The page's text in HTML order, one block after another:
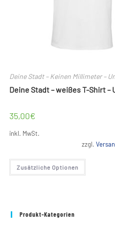
Deine Stadt – Keinen Millimeter –
Deine Stadt – weißes T-Shirt –
35,00€
inkl. MwSt.
zzgl.
Zusätzliche Optionen
Dieses
weist
Produkt-Kategorien